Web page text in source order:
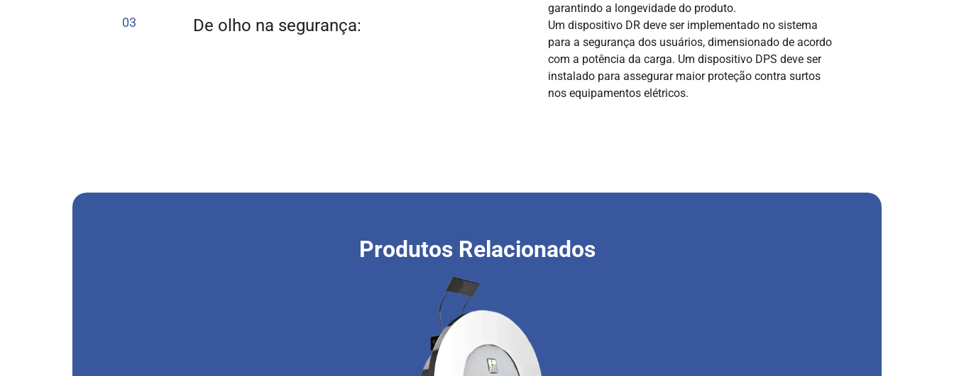
garantindo a longevidade do produto.
03 De olho na segurança:
Um dispositivo DR deve ser implementado no sistema
para a segurança dos usuários, dimensionado de acordo
com a potência da carga. Um dispositivo DPS deve ser
instalado para assegurar maior proteção contra surtos
nos equipamentos elétricos.
Produtos Relacionados